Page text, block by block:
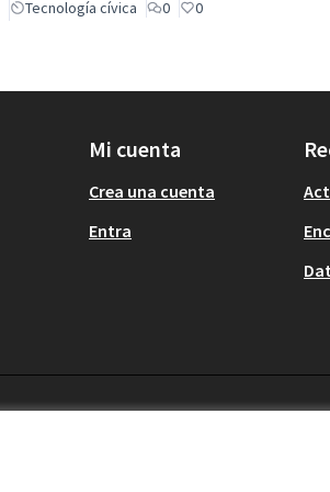
Tecnología cívica 0 0
Mi cuenta
Crea una cuenta
Entra